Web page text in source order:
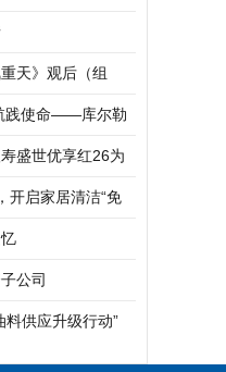
天》观后（组
践使命——库尔勒
靠前驻防政治工
盛世优享红26为
开启家居清洁“免
公司
料供应升级行动”
基